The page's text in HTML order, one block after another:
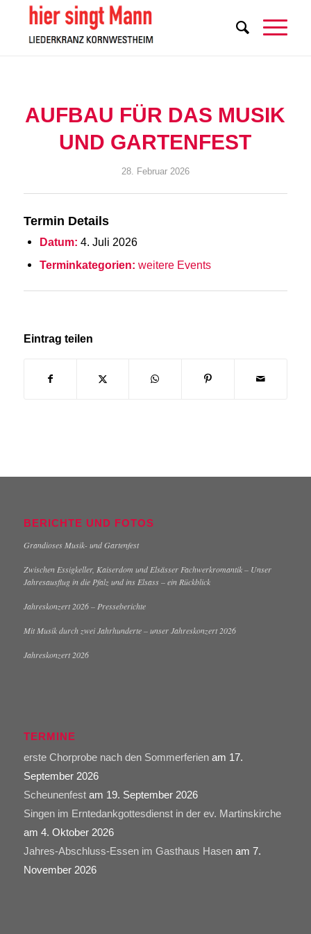
AUFBAU FÜR DAS MUSIK
UND GARTENFEST
28. Februar 2026
Termin Details
Datum: 4. Juli 2026
Terminkategorien: weitere Events
Eintrag teilen
BERICHTE UND FOTOS
Grandioses Musik- und Gartenfest
Zwischen Essigkeller, Kaiserdom und Elsässer Fachwerkromantik – Unser
Jahresausflug in die Pfalz und ins Elsass – ein Rückblick
Jahreskonzert 2026 – Presseberichte
Mit Musik durch zwei Jahrhunderte – unser Jahreskonzert 2026
Jahreskonzert 2026
TERMINE
erste Chorprobe nach den Sommerferienam 17.
September 2026
Scheunenfestam 19. September 2026
Singen im Erntedankgottesdienst in der ev. Martinskirche
am 4. Oktober 2026
Jahres-Abschluss-Essen im Gasthaus Hasenam 7.
November 2026